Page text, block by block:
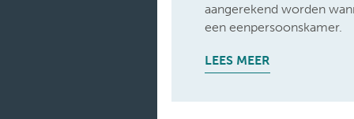
aangerekend worden
een eenpersoonskamer.
LEES MEER